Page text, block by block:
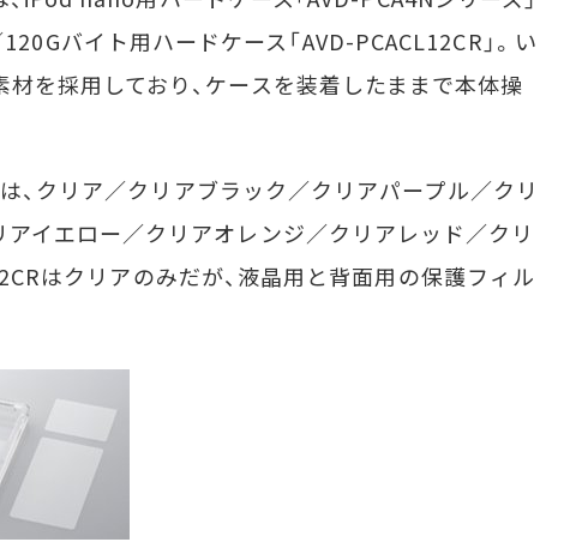
バイト用ハードケース「AVD-PCACL12CR」。い
を採用しており、ケースを装着したままで本体操
、クリア／クリアブラック／クリアパープル／クリ
イエロー／クリアオレンジ／クリアレッド／クリ
はクリアのみだが、液晶用と背面用の保護フィル